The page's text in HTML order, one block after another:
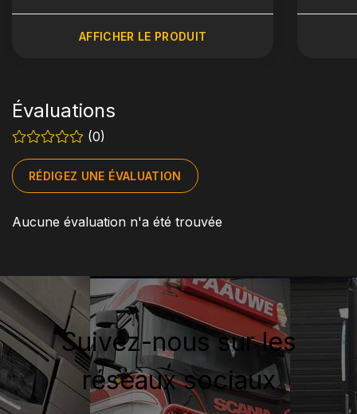
AFFICHER LE PRODUIT
Évaluations
(0)
RÉDIGEZ UNE ÉVALUATION
Aucune évaluation n'a été trouvée
Suivez-nous sur les
réseaux sociaux